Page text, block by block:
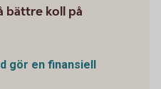
bättre koll på
gör en finansiell